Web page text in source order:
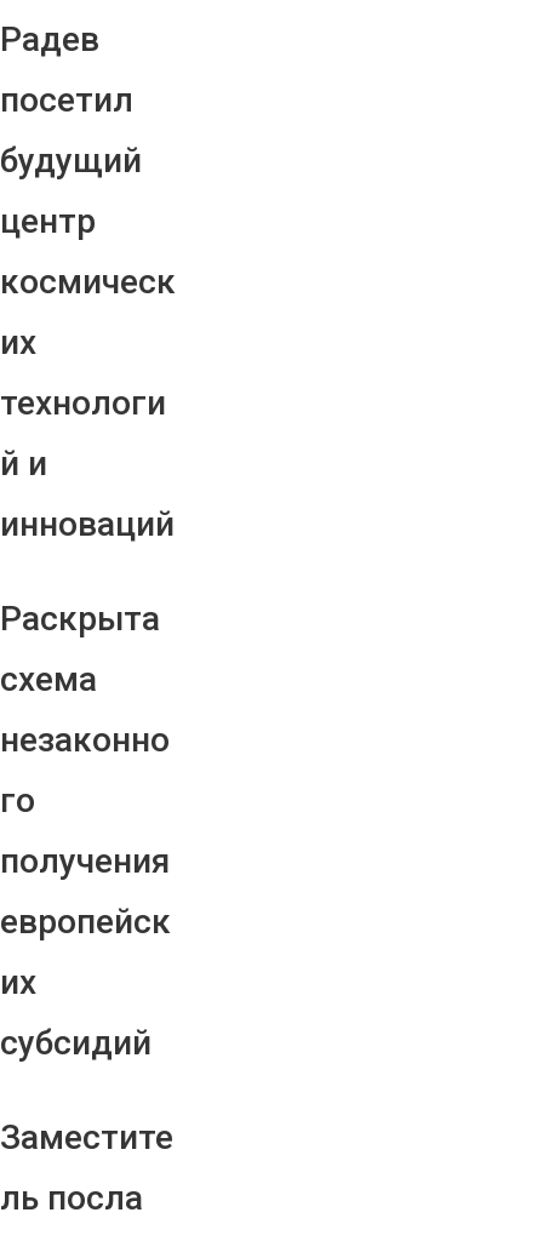
Радев
посетил
будущий
центр
космическ
их
технологи
й и
инноваций
Раскрыта
схема
незаконно
го
получения
европейск
их
субсидий
Заместите
ль посла